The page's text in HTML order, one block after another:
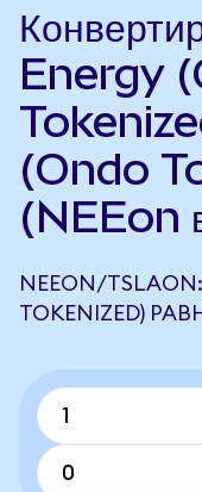
Energy
(Ondo
(NEEon
NEEON/TSLAON:
TOKENIZED)